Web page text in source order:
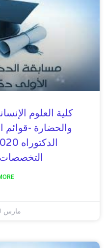
كلية العلوم
والحضارة -قوائم
مارس 30, 2021